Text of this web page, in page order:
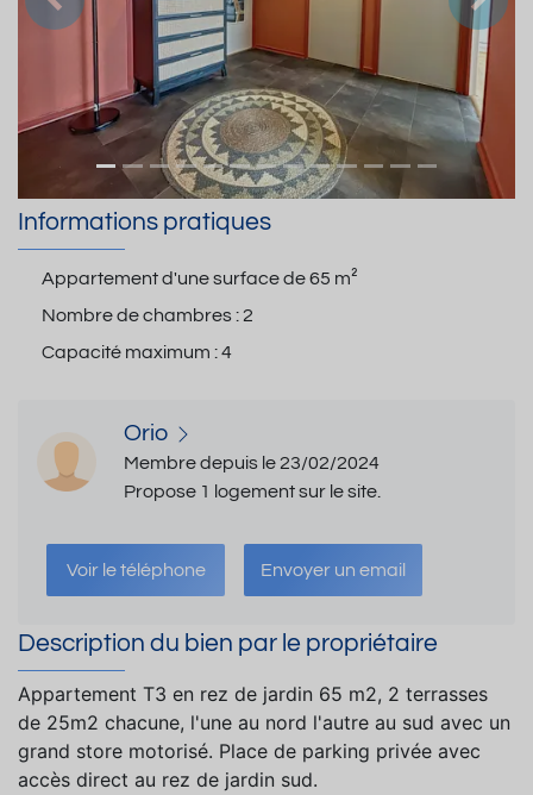
Précedent
Informations pratiques
Appartement d'une surface de65 m²
Nombre de chambres :2
Capacité maximum :4
Orio
Membre depuis le 23/02/2024
Propose 1 logement sur le site.
Voir le téléphone Envoyer un email
Description du bien par le propriétaire
Appartement T3 en rez de jardin 65 m2, 2 terrasses
de 25m2 chacune, l'une au nord l'autre au sud avec un
grand store motorisé. Place de parking privée avec
accès direct au rez de jardin sud.